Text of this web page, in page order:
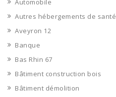
Automobile
Autres hébergements de santé
Aveyron 12
Banque
Bas Rhin 67
Bâtiment construction bois
Bâtiment démolition